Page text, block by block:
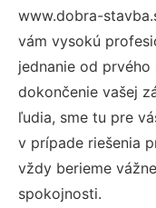
www.dobra-
vám vysokú
jednanie od
dokončenie vašej
ľudia, sme tu pre
v prípade riešenia
vždy berieme
spokojnosti.